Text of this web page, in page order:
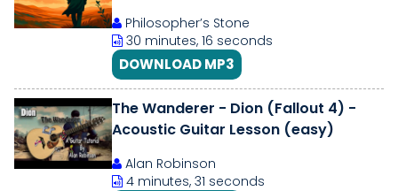
Philosopher’s Stone
30 minutes, 16 seconds
DOWNLOAD MP3
The Wanderer - Dion (Fallout 4) -
Acoustic Guitar Lesson (easy)
Alan Robinson
4 minutes, 31 seconds